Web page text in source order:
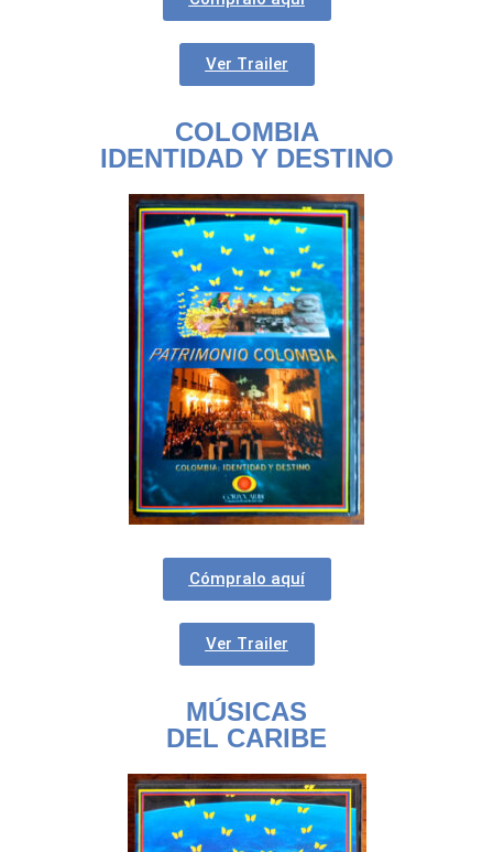
Ver Trailer
COLOMBIA
IDENTIDAD Y DESTINO
Cómpralo aquí
Ver Trailer
MÚSICAS
DEL CARIBE